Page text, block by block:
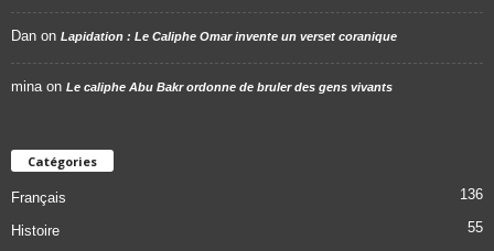
Dan on Lapidation : Le Caliphe Omar invente un verset coranique
minaon Le caliphe Abu Bakr ordonne de bruler des gens vivants
Catégories
Français 136
Histoire 55